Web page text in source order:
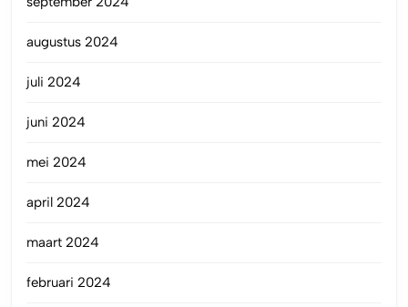
augustus 2024
juli 2024
juni 2024
mei 2024
april 2024
maart 2024
februari 2024